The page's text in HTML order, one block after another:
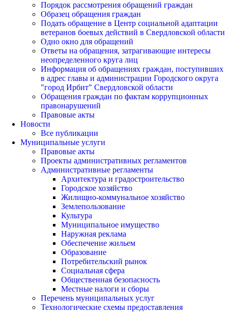
Порядок рассмотрения обращений граждан
Образец обращения граждан
Подать обращение в Центр социальной адаптации
ветеранов боевых действий в Свердловской области
Одно окно для обращений
Ответы на обращения, затрагивающие интересы
неопределенного круга лиц
Информация об обращениях граждан, поступивших
в адрес главы и администрации Городского округа
"город Ирбит" Свердловской области
Обращения граждан по фактам коррупционных
правонарушений
Правовые акты
Новости
Все публикации
Муниципальные услуги
Правовые акты
Проекты административных регламентов
Административные регламенты
Архитектура и градостроительство
Городское хозяйство
Жилищно-коммунальное хозяйство
Землепользование
Культура
Муниципальное имущество
Наружная реклама
Обеспечение жильем
Образование
Потребительский рынок
Социальная сфера
Общественная безопасность
Местные налоги и сборы
Перечень муниципальных услуг
Технологические схемы предоставления